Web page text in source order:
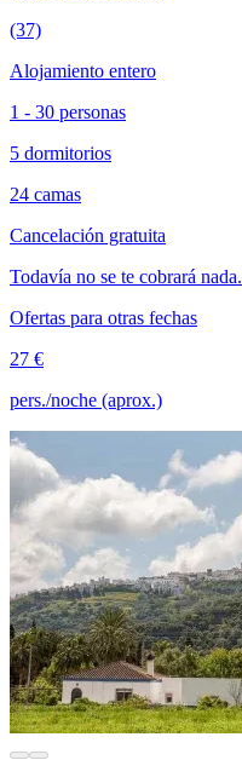
(37)
Alojamiento entero
1 - 30 personas
5 dormitorios
24 camas
Cancelación gratuita
Todavía no se te cobrará nada.
Ofertas para otras fechas
27 €
pers./noche (aprox.)